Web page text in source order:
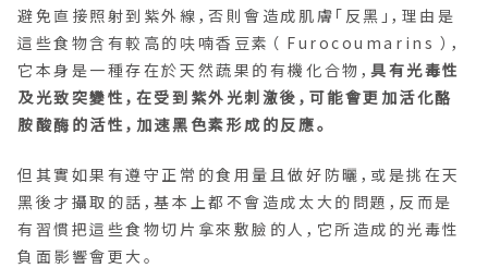
避免直接照射到紫外線，否則會造成肌膚「反黑」，理由是
這些食物含有較高的呋喃香豆素（ Furocoumarins ），
它本身是一種存在於天然蔬果的有機化合物，具有光毒性
及光致突變性，在受到紫外光刺激後，可能會更加活化酪
胺酸酶的活性，加速黑色素形成的反應。
但其實如果有遵守正常的食用量且做好防曬，或是挑在天
黑後才攝取的話，基本上都不會造成太大的問題，反而是
有習慣把這些食物切片拿來敷臉的人，它所造成的光毒性
負面影響會更大。